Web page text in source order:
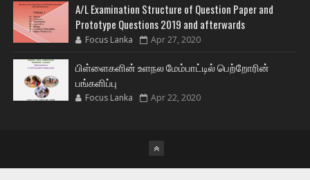
A/L Examination Structure of Question Paper and
Prototype Questions 2019 and afterwards
Focus Lanka Apr 27, 2020
பிள்ளைகளின் உளநல மேம்பாட்டில் பெற்றோரின்
பங்களிப்பு
Focus Lanka Apr 22, 2020